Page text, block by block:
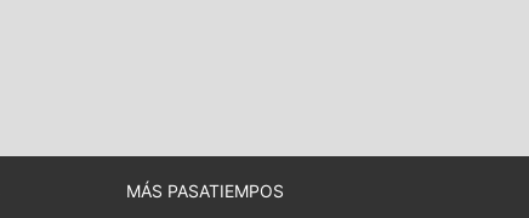
MÁS PASATIEMPOS